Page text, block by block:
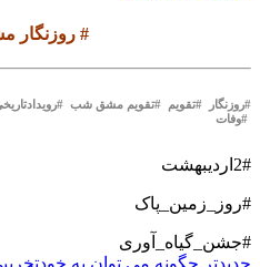
#
#روزنگار #تقویم #تقویم مشق شب
#وفات
2#اردیبهشت
#روز_زمین_پاک
#جشن_گیاه_آوری
جدیدتر چگونه می توان به